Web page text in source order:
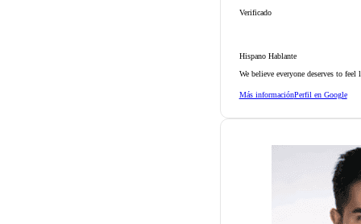
Verificado
Hispano Hablante
We believe everyone deserves to
Más informaciónPerfil en Google